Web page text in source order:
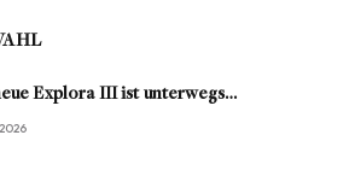
Explora III ist unterwegs…